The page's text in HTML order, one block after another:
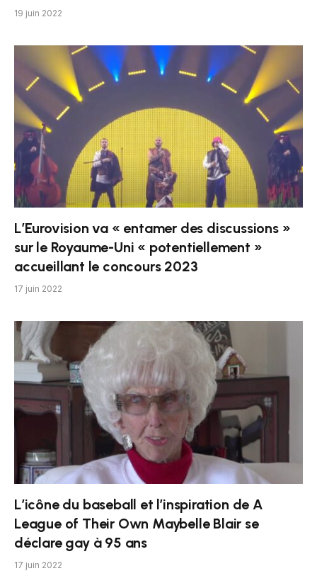
19 juin 2022
L’Eurovision va « entamer des discussions »
sur le Royaume-Uni « potentiellement »
accueillant le concours 2023
17 juin 2022
L’icône du baseball et l’inspiration de A
League of Their Own Maybelle Blair se
déclare gay à 95 ans
17 juin 2022